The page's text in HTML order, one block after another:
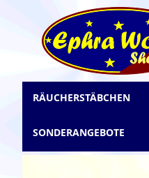
Inhalt
springen
RÄUCHERSTÄBCHEN
SONDERANGEBOTE